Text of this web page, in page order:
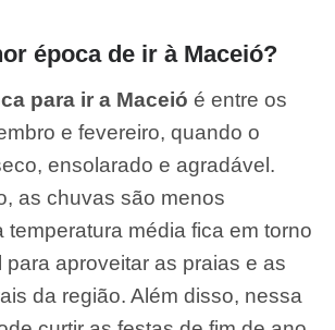
época de ir à Maceió?
para ir a Maceió é entre os
e fevereiro, quando o
ensolarado e agradável.
as chuvas são menos
temperatura média fica em torno
para aproveitar as praias e as
da região. Além disso, nessa